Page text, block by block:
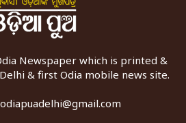
Newspaper which is printed &
& first Odia mobile news site.
odiapuadelhi@gmail.com